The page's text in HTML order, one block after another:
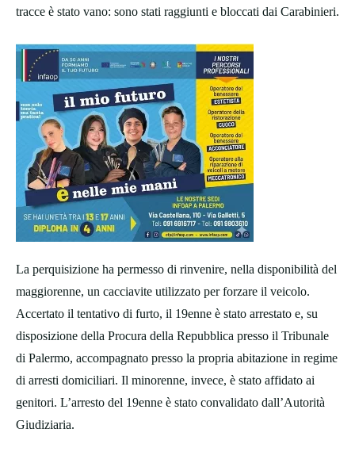
tracce è stato vano: sono stati raggiunti e bloccati dai Carabinieri.
La perquisizione ha permesso di rinvenire, nella disponibilità del
maggiorenne, un cacciavite utilizzato per forzare il veicolo.
Accertato il tentativo di furto, il 19enne è stato arrestato e, su
disposizione della Procura della Repubblica presso il Tribunale
di Palermo, accompagnato presso la propria abitazione in regime
di arresti domiciliari. Il minorenne, invece, è stato affidato ai
genitori. L’arresto del 19enne è stato convalidato dall’Autorità
Giudiziaria.